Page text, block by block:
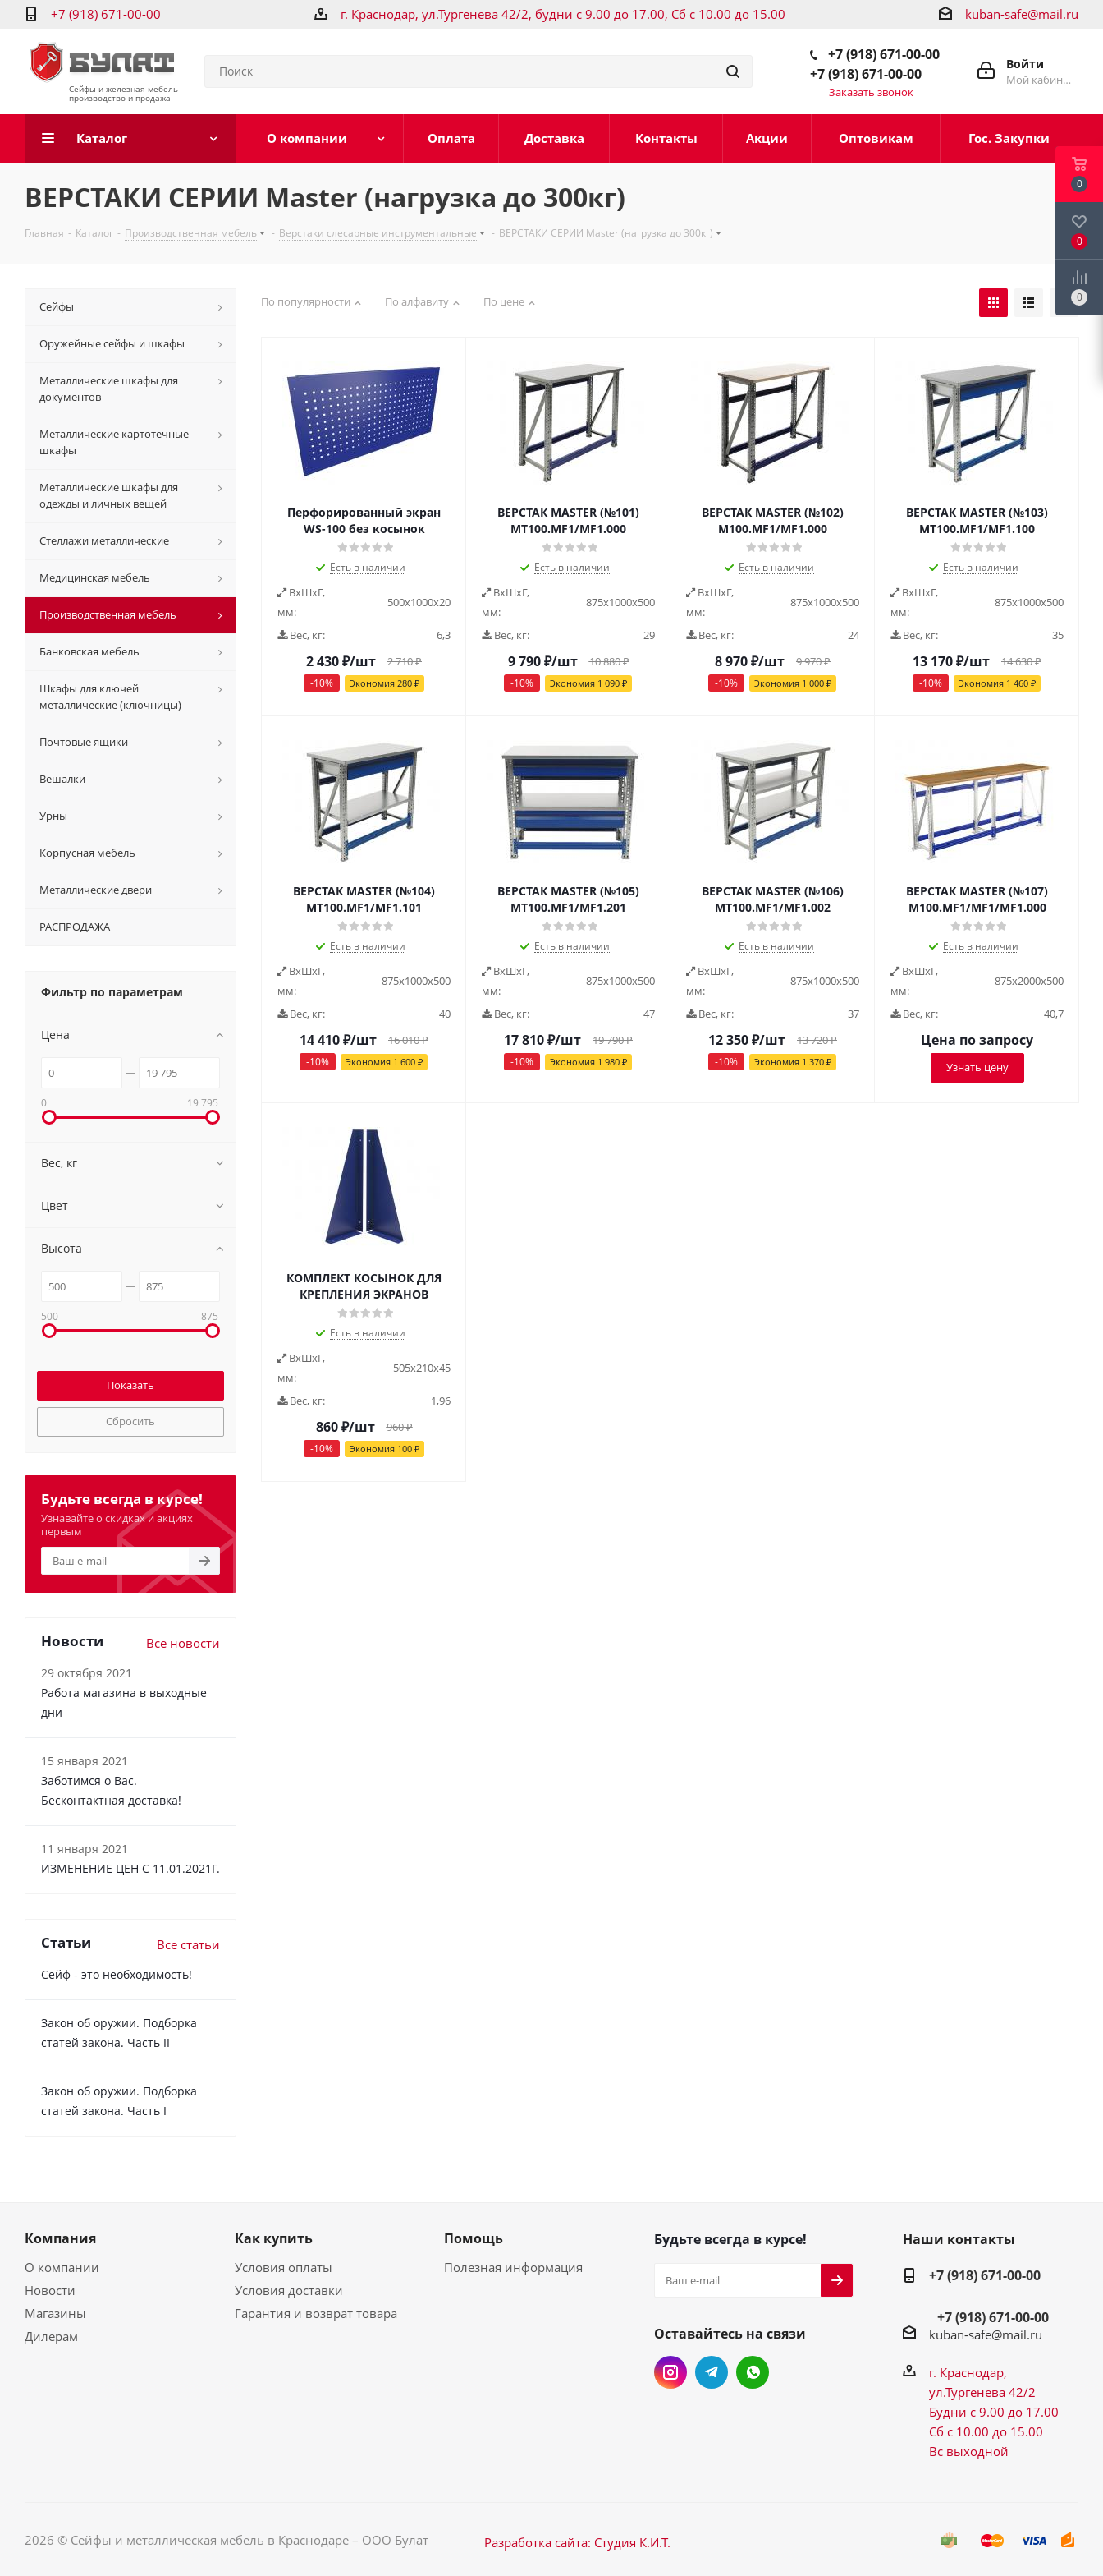
+7 (918) 671-00-00 г. Краснодар, ул.Тургенева 42/2, будни с 9.00 до 17.00, Сб с 10.00 до 15.00 kuban-safe@mail.ru
Сейфы и железная мебель
производство и продажа
Войти
Мой кабинет
+7 (918) 671-00-00
+7 (918) 671-00-00
Заказать звонок
Каталог О компании Оплата Доставка Контакты Акции Оптовикам Гос. Закупки
ВЕРСТАКИ СЕРИИ Master (нагрузка до 300кг)
Главная - Каталог - Производственная мебель - Верстаки слесарные инструментальные - ВЕРСТАКИ СЕРИИ Master (нагрузка до 300кг)
По популярности По алфавиту По цене
Перфорированный экран
WS-100 без косынок
Есть в наличии
ВxШxГ,
мм:
500x1000x20
Вес, кг: 6,3
2 430₽/шт 2 710₽
-10% Экономия 280₽
ВЕРСТАК MASTER (№101)
MT100.MF1/MF1.000
Есть в наличии
ВxШxГ,
мм:
875x1000x500
Вес, кг: 29
9 790₽/шт 10 880₽
-10% Экономия 1 090 ₽
ВЕРСТАК MASTER (№102)
M100.MF1/MF1.000
Есть в наличии
ВxШxГ,
мм:
875x1000x500
Вес, кг: 24
8 970₽/шт 9 970₽
-10% Экономия 1 000 ₽
ВЕРСТАК MASTER (№103)
MT100.MF1/MF1.100
Есть в наличии
ВxШxГ,
мм:
875x1000x500
Вес, кг: 35
13 170₽/шт 14 630₽
-10% Экономия 1 460 ₽
ВЕРСТАК MASTER (№104)
MT100.MF1/MF1.101
Есть в наличии
ВxШxГ,
мм:
875x1000x500
Вес, кг: 40
14 410₽/шт 16 010₽
-10% Экономия 1 600 ₽
ВЕРСТАК MASTER (№105)
MT100.MF1/MF1.201
Есть в наличии
ВxШxГ,
мм:
875x1000x500
Вес, кг: 47
17 810₽/шт 19 790₽
-10% Экономия 1 980 ₽
ВЕРСТАК MASTER (№106)
MT100.MF1/MF1.002
Есть в наличии
ВxШxГ,
мм:
875x1000x500
Вес, кг: 37
12 350₽/шт 13 720₽
-10% Экономия 1 370 ₽
ВЕРСТАК MASTER (№107)
M100.MF1/MF1/MF1.000
Есть в наличии
ВxШxГ,
мм:
875x2000x500
Вес, кг: 40,7
Цена по запросу
Узнать цену
КОМПЛЕКТ КОСЫНОК ДЛЯ
КРЕПЛЕНИЯ ЭКРАНОВ
Есть в наличии
ВxШxГ,
мм:
505x210x45
Вес, кг: 1,96
860₽/шт 960₽
-10% Экономия 100₽
Сейфы
Оружейные сейфы и шкафы
Металлические шкафы для
документов
Металлические картотечные
шкафы
Металлические шкафы для
одежды и личных вещей
Стеллажи металлические
Медицинская мебель
Производственная мебель
Банковская мебель
Шкафы для ключей
металлические (ключницы)
Почтовые ящики
Вешалки
Урны
Корпусная мебель
Металлические двери
РАСПРОДАЖА
Фильтр по параметрам
Цена
0 19 795
Вес, кг
Цвет
Высота
500 875
Сбросить
Будьте всегда в курсе!
Узнавайте о скидках и акциях
первым
Новости Все новости
29 октября 2021
Работа магазина в выходные
дни
15 января 2021
Заботимся о Вас.
Бесконтактная доставка!
11 января 2021
ИЗМЕНЕНИЕ ЦЕН С 11.01.2021Г.
Статьи Все статьи
Сейф - это необходимость!
Закон об оружии. Подборка
статей закона. Часть II
Закон об оружии. Подборка
статей закона. Часть I
Компания
О компании
Новости
Магазины
Дилерам
Как купить
Условия оплаты
Условия доставки
Гарантия и возврат товара
Помощь
Полезная информация
Будьте всегда в курсе!
Оставайтесь на связи
Наши контакты
+7 (918) 671-00-00
+7 (918) 671-00-00
kuban-safe@mail.ru
г. Краснодар,
ул.Тургенева 42/2
Будни с 9.00 до 17.00
Сб с 10.00 до 15.00
Вс выходной
2026 © Сейфы и металлическая мебель в Краснодаре – ООО Булат Разработка сайта: Студия К.И.Т.
0
0
0